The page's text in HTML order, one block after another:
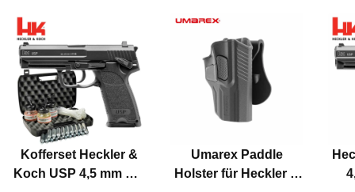
Kofferset Heckler &
Koch USP 4,5 mm BB
Umarex Paddle
Holster für Heckler &